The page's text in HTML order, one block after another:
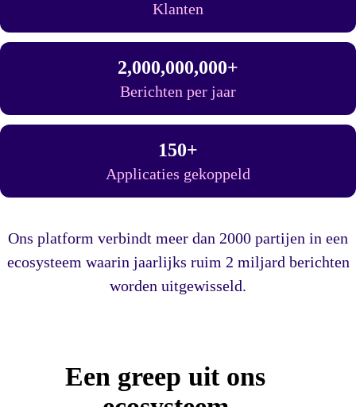
Klanten
2,000,000,000+
Berichten per jaar
150+
Applicaties gekoppeld
Ons platform verbindt meer dan 2000 partijen in een
ecosysteem waarin jaarlijks ruim 2 miljard berichten
worden uitgewisseld.
Een greep uit ons